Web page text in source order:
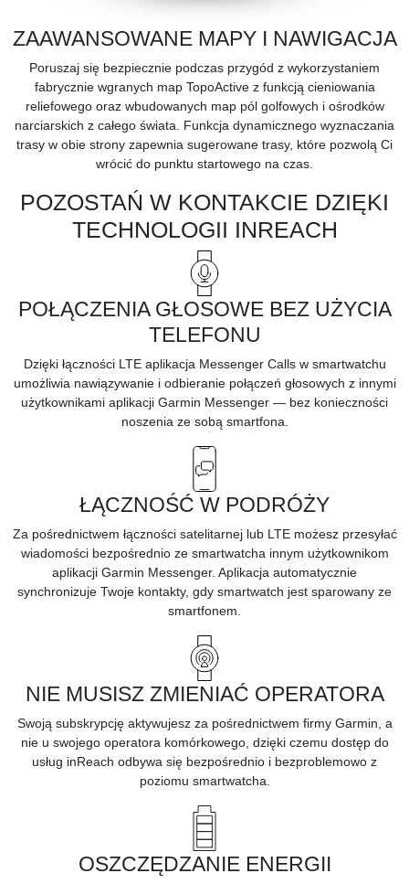
ZAAWANSOWANE MAPY I NAWIGACJA
Poruszaj się bezpiecznie podczas przygód z wykorzystaniem
fabrycznie wgranych map TopoActive z funkcją cieniowania
reliefowego oraz wbudowanych map pól golfowych i ośrodków
narciarskich z całego świata. Funkcja dynamicznego wyznaczania
trasy w obie strony zapewnia sugerowane trasy, które pozwolą Ci
wrócić do punktu startowego na czas.
POZOSTAŃ W KONTAKCIE DZIĘKI
TECHNOLOGII INREACH
POŁĄCZENIA GŁOSOWE BEZ UŻYCIA
TELEFONU
Dzięki łączności LTE aplikacja Messenger Calls w smartwatchu
umożliwia nawiązywanie i odbieranie połączeń głosowych z innymi
użytkownikami aplikacji Garmin Messenger — bez konieczności
noszenia ze sobą smartfona.
ŁĄCZNOŚĆ W PODRÓŻY
Za pośrednictwem łączności satelitarnej lub LTE możesz przesyłać
wiadomości bezpośrednio ze smartwatcha innym użytkownikom
aplikacji Garmin Messenger. Aplikacja automatycznie
synchronizuje Twoje kontakty, gdy smartwatch jest sparowany ze
smartfonem.
NIE MUSISZ ZMIENIAĆ OPERATORA
Swoją subskrypcję aktywujesz za pośrednictwem firmy Garmin, a
nie u swojego operatora komórkowego, dzięki czemu dostęp do
usług inReach odbywa się bezpośrednio i bezproblemowo z
poziomu smartwatcha.
OSZCZĘDZANIE ENERGII